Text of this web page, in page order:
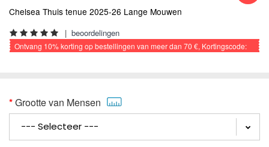
Chelsea Thuis tenue 2025-26 Lange Mouwen
| beoordelingen
Ontvang 10%korting op bestellingen van meer dan 70 €, Kortingscode:
Grootte van Mensen